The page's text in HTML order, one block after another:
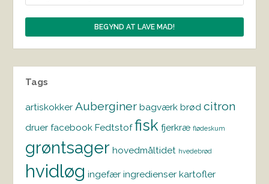
Tags
artiskokker Auberginer bagværk brød citron
druer facebook Fedtstof fisk fjerkræ flødeskum
grøntsager hovedmåltidet hvedebrød
hvidløg ingefær ingredienser kartofler